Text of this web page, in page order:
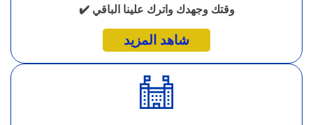
وقتك وجهدك واترك علينا الباقي ✔️
شاهد المزيد